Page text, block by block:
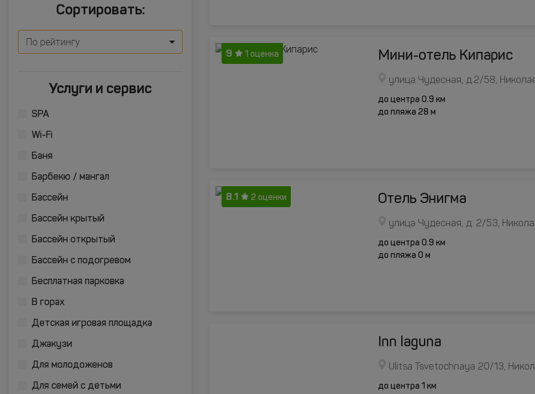
Сортировать:
По рейтингу
Услуги и сервис
SPA
Wi-Fi
Баня
Барбекю / мангал
Бассейн
Бассейн крытый
Бассейн открытый
Бассейн с подогревом
Бесплатная парковка
В горах
Детская игровая площадка
Джакузи
Для молодоженов
Для семей с детьми
9 1 оценка Мини-отель Кипарис
улица Чудесная, д.2/58,
до центра 0.9 км
до пляжа 28 м
8.1 2 оценки Отель Энигма
улица Чудесная, д. 2/53,
до центра 0.9 км
до пляжа 0 м
Inn laguna
Ulitsa Tsvetochnaya 20/13,
до центра 1 км